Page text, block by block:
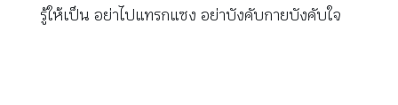
รู้ให้เป็น อย่าไปแทรกแซง อย่าบังคับกายบังคับใจ